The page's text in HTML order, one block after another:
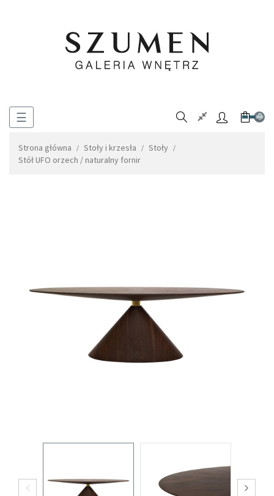
Toggle
☰ 0
Strona główna Stoły i krzesła
Stoły
Stół UFO orzech / naturalny fornir